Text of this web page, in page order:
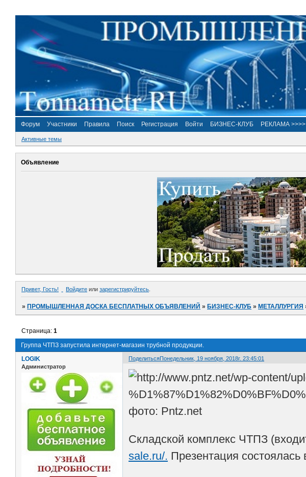
Форум Участники Правила Поиск Регистрация Войти БИЗНЕС-КЛУБ РЕКЛАМА >>>>
Активные темы
Объявление
Привет, Гость! Войдите или зарегистрируйтесь
»ПРОМЫШЛЕННАЯ ДОСКА БЕСПЛАТНЫХ ОБЪЯВЛЕНИЙ »БИЗНЕС-КЛУБ »МЕТАЛЛУРГИЯ
Группа ЧТПЗ запустила интернет-магазин трубной продукции.
Страница:1
ПоделитьсяПонедельник, 19 ноября, 2018г. 23:45:01
LOGIK
Администратор
фото: Pntz.net
Складской комплекс ЧТПЗ
sale.ru/. Презентация